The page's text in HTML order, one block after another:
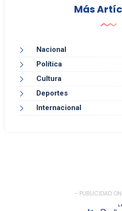
Más
Nacional
Política
Cultura
Deportes
Internacional
- PUBLICIDAD